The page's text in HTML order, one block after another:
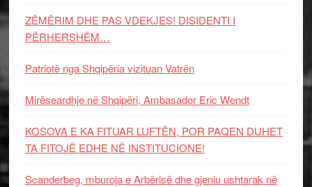
ZËMËRIM DHE PAS VDEKJES! DISIDENTI I
PËRHERSHËM…
Patriotë nga Shqipëria vizituan Vatrën
Mirëseardhje në Shqipëri, Ambasador Eric Wendt
KOSOVA E KA FITUAR LUFTËN, POR PAQEN DUHET
TA FITOJË EDHE NË INSTITUCIONE!
Scanderbeg, mburoja e Arbërisë dhe gjeniu ushtarak në